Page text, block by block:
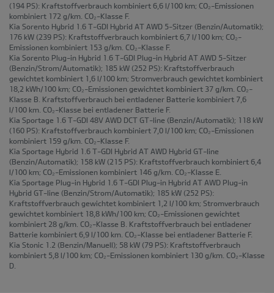
(194 PS): Kraftstoffverbrauch kombiniert 6,6 l/100 km; CO₂-Emissionen
kombiniert 172 g/km. CO₂-Klasse F.
Kia Sorento Hybrid 1.6 T-GDI Hybrid AT AWD 5-Sitzer (Benzin/Automatik);
176 kW (239 PS): Kraftstoffverbrauch kombiniert 6,7 l/100 km; CO₂-
Emissionen kombiniert 153 g/km. CO₂-Klasse F.
Kia Sorento Plug-in Hybrid 1.6 T-GDI Plug-in Hybrid AT AWD 5-Sitzer
(Benzin/Strom/Automatik); 185 kW (252 PS): Kraftstoffverbrauch
gewichtet kombiniert 1,6 l/100 km; Stromverbrauch gewichtet kombiniert
18,2 kWh/100 km; CO₂-Emissionen gewichtet kombiniert 37 g/km. CO₂-
Klasse B. Kraftstoffverbrauch bei entladener Batterie kombiniert 7,6
l/100 km. CO₂-Klasse bei entladener Batterie F.
Kia Sportage 1.6 T-GDI 48V AWD DCT GT-line (Benzin/Automatik); 118 kW
(160 PS): Kraftstoffverbrauch kombiniert 7,0 l/100 km; CO₂-Emissionen
kombiniert 159 g/km. CO₂-Klasse F.
Kia Sportage Hybrid 1.6 T-GDI Hybrid AT AWD Hybrid GT-line
(Benzin/Automatik); 158 kW (215 PS): Kraftstoffverbrauch kombiniert 6,4
l/100 km; CO₂-Emissionen kombiniert 146 g/km. CO₂-Klasse E.
Kia Sportage Plug-in Hybrid 1.6 T-GDI Plug-in Hybrid AT AWD Plug-in
Hybrid GT-line (Benzin/Strom/Automatik); 185 kW (252 PS):
Kraftstoffverbrauch gewichtet kombiniert 1,2 l/100 km; Stromverbrauch
gewichtet kombiniert 18,8 kWh/100 km; CO₂-Emissionen gewichtet
kombiniert 28 g/km. CO₂-Klasse B. Kraftstoffverbrauch bei entladener
Batterie kombiniert 6,9 l/100 km. CO₂-Klasse bei entladener Batterie F.
Kia Stonic 1.2 (Benzin/Manuell); 58 kW (79 PS): Kraftstoffverbrauch
kombiniert 5,8 l/100 km; CO₂-Emissionen kombiniert 130 g/km. CO₂-Klasse
D.